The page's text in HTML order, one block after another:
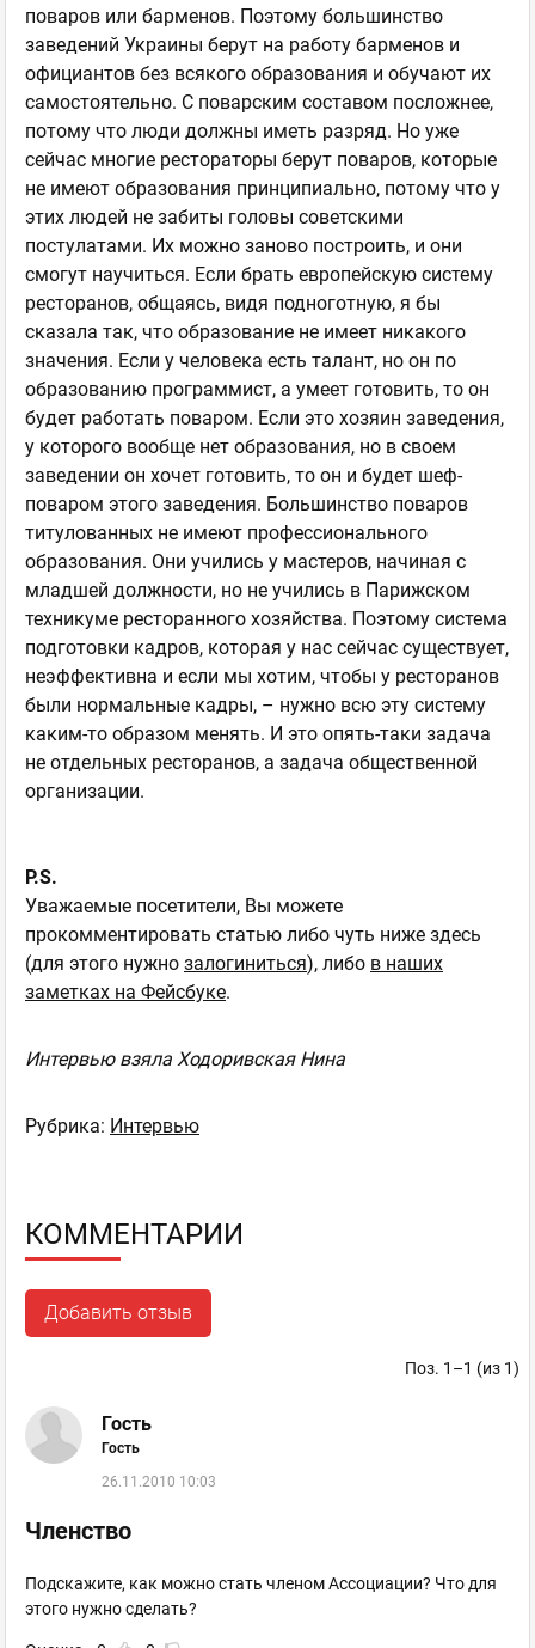
поваров или барменов. Поэтому большинство
заведений Украины берут на работу барменов и
официантов без всякого образования и обучают их
самостоятельно. С поварским составом посложнее,
потому что люди должны иметь разряд. Но уже
сейчас многие рестораторы берут поваров, которые
не имеют образования принципиально, потому что у
этих людей не забиты головы советскими
постулатами. Их можно заново построить, и они
смогут научиться. Если брать европейскую систему
ресторанов, общаясь, видя подноготную, я бы
сказала так, что образование не имеет никакого
значения. Если у человека есть талант, но он по
образованию программист, а умеет готовить, то он
будет работать поваром. Если это хозяин заведения,
у которого вообще нет образования, но в своем
заведении он хочет готовить, то он и будет шеф-
поваром этого заведения. Большинство поваров
титулованных не имеют профессионального
образования. Они учились у мастеров, начиная с
младшей должности, но не учились в Парижском
техникуме ресторанного хозяйства. Поэтому система
подготовки кадров, которая у нас сейчас существует,
неэффективна и если мы хотим, чтобы у ресторанов
были нормальные кадры, – нужно всю эту систему
каким-то образом менять. И это опять-таки задача
не отдельных ресторанов, а задача общественной
организации.
P.S.
Уважаемые посетители, Вы можете
прокомментировать статью либо чуть ниже здесь
(для этого нужно залогиниться), либо в наших
заметках на Фейсбуке.
Интервью взяла Ходоривская Нина
Рубрика: Интервью
КОММЕНТАРИИ
Добавить отзыв
Поз. 1–1 (из 1)
Гость
Гость
26.11.2010 10:03
Членство
Подскажите, как можно стать членом Ассоциации? Что для
этого нужно сделать?